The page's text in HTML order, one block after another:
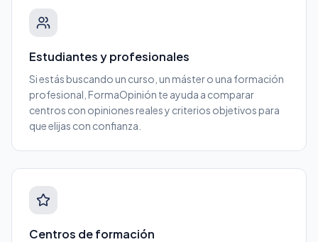
Estudiantes y profesionales
Si estás buscando un curso, un máster o una formación
profesional, FormaOpinión te ayuda a comparar
centros con opiniones reales y criterios objetivos para
que elijas con confianza.
Centros de formación